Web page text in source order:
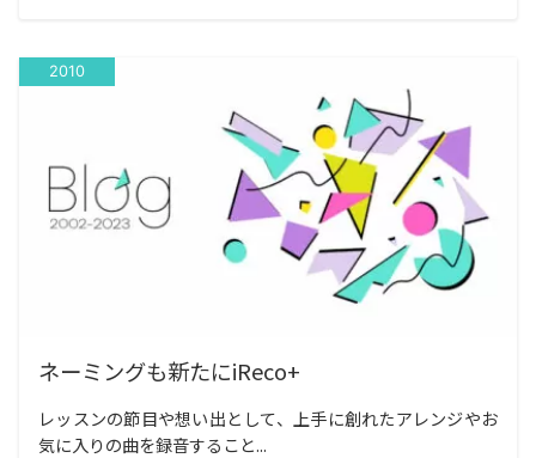
2010
ネーミングも新たにiReco+
レッスンの節目や想い出として、上手に創れたアレンジやお
気に入りの曲を録音すること...